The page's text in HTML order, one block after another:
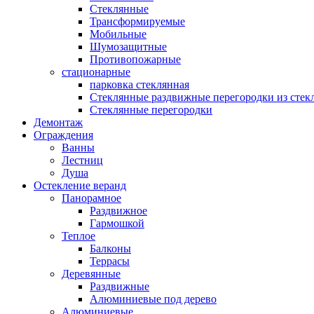
Стеклянные
Трансформируемые
Мобильные
Шумозащитные
Противопожарные
стационарные
парковка стеклянная
Стеклянные раздвижные перегородки из
Стеклянные перегородки
Демонтаж
Ограждения
Ванны
Лестниц
Душа
Остекление веранд
Панорамное
Раздвижное
Гармошкой
Теплое
Балконы
Террасы
Деревянные
Раздвижные
Алюминиевые под дерево
Алюминиевые